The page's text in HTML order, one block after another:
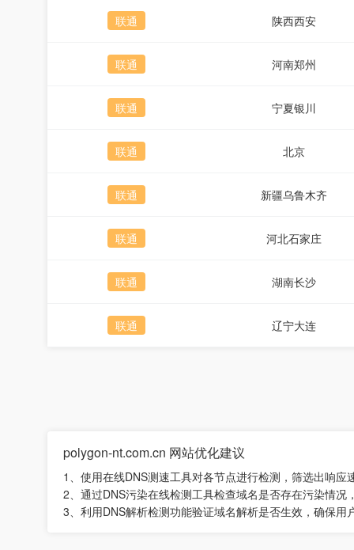
联通 陕西西安
联通 河南郑州
联通 宁夏银川
联通 北京
联通 新疆乌鲁木齐
联通 河北石家庄
联通 湖南长沙
联通 辽宁大连
polygon-nt.com.cn 网站优化建议
1、使用在线DNS测速工具对各节点进行检测，筛选出响
2、通过DNS污染在线检测工具检查域名是否存在污染情况
3、利用DNS解析检测功能验证域名解析是否生效，确保用